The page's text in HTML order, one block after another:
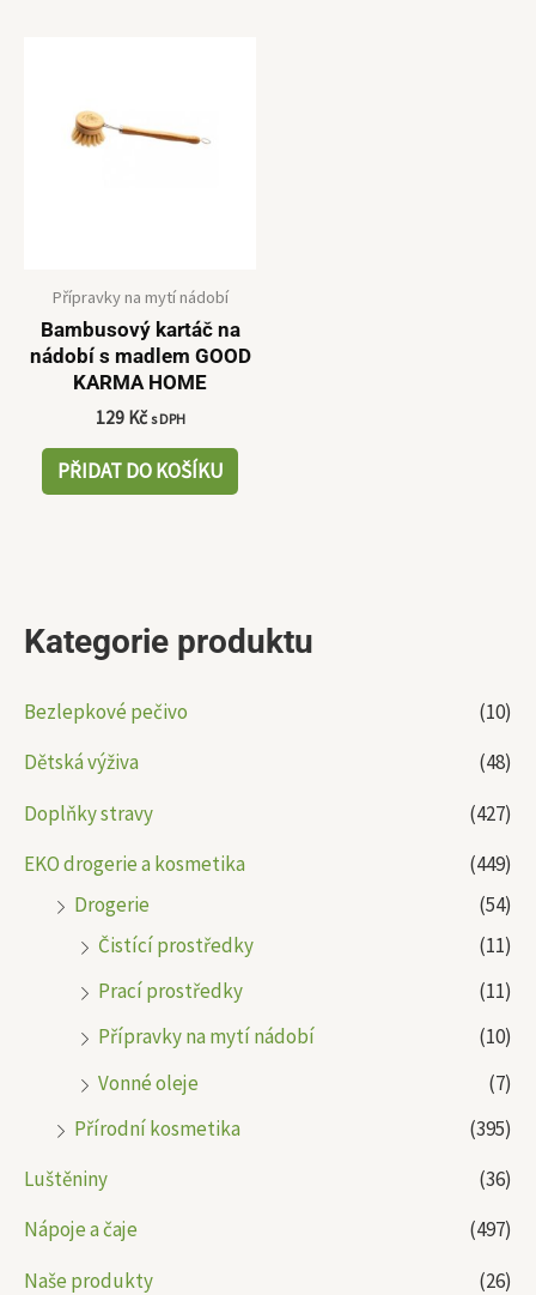
Kategorie produktu
Bezlepkové pečivo
(10)
Dětská výživa
(48)
Doplňky stravy
(427)
EKO drogerie a kosmetika
(449)
Drogerie
(54)
Čistící prostředky
(11)
Prací prostředky
(11)
Přípravky na mytí nádobí
(10)
Vonné oleje
(7)
Přírodní kosmetika
(395)
Luštěniny
(36)
Nápoje a čaje
(497)
Naše produkty
(26)
Přípravky na mytí nádobí
Bambusový kartáč na
nádobí s madlem GOOD
KARMA HOME
129 Kč s DPH
PŘIDAT DO KOŠÍKU